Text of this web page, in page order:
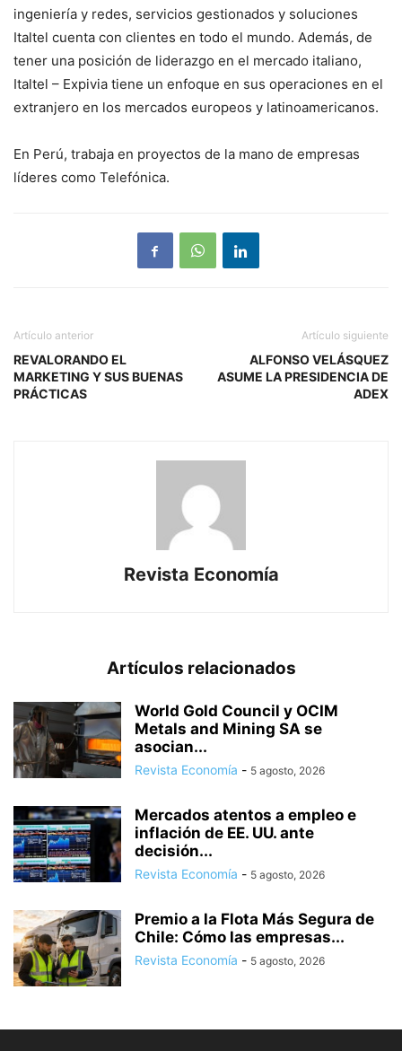
ingeniería y redes, servicios gestionados y soluciones
Italtel cuenta con clientes en todo el mundo. Además, de
tener una posición de liderazgo en el mercado italiano,
Italtel – Expivia tiene un enfoque en sus operaciones en el
extranjero en los mercados europeos y latinoamericanos.
En Perú, trabaja en proyectos de la mano de empresas
líderes como Telefónica.
Artículo anterior
REVALORANDO EL
MARKETING Y SUS BUENAS
PRÁCTICAS
Artículo siguiente
ALFONSO VELÁSQUEZ
ASUME LA PRESIDENCIA DE
ADEX
Revista Economía
Artículos relacionados
World Gold Council y OCIM
Metals and Mining SA se
asocian...
Revista Economía - 5 agosto, 2026
Mercados atentos a empleo e
inflación de EE. UU. ante
decisión...
Revista Economía - 5 agosto, 2026
Premio a la Flota Más Segura de
Chile: Cómo las empresas...
Revista Economía - 5 agosto, 2026